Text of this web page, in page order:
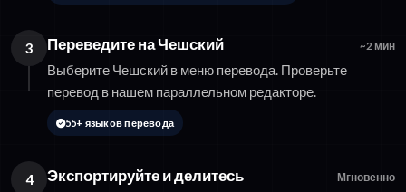
3 Переведите на Чешский ~2 мин
Выберите Чешский в меню перевода. Проверьте
перевод в нашем параллельном редакторе.
55+ языков перевода
4 Экспортируйте и делитесь Мгновенно